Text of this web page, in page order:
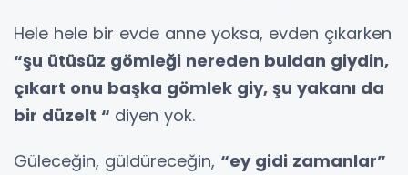
Hele hele bir evde anne yoksa, evden çıkarken
“şu ütüsüz gömleği nereden buldan giydin,
çıkart onu başka gömlek giy, şu yakanı da
bir düzelt “ diyen yok.
Güleceğin, güldüreceğin, “ey gidi zamanlar”